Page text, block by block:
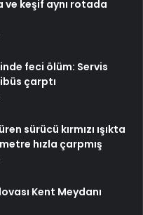
ve keşif aynı rotada
feci ölüm: Servis
çarptı
sürücü kırmızı ışıkta
hızla çarpmış
Kent Meydanı